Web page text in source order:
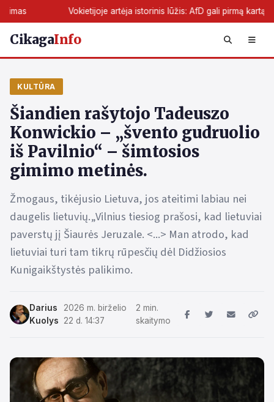
Vokietijoje artėja istorinis lūžis: AfD gali pirmą kartą perimti žemės
CikagaInfo
KULTŪRA
Šiandien rašytojo Tadeuszo
Konwickio – „švento gudruolio
iš Pavilnio“ – šimtosios
gimimo metinės.
Žmogaus, tikėjusio Lietuva, jos ateitimi labiau nei
daugelis lietuvių.„Vilnius tiesiog prašosi, kad lietuviai
paverstų jį Šiaurės Jeruzale. <...> Man atrodo, kad
lietuviai turi tam tikrų rūpesčių dėl Didžiosios
Kunigaikštystės palikimo.
Darius
Kuolys
2026 m. birželio
22 d. 14:37
2 min.
skaitymo